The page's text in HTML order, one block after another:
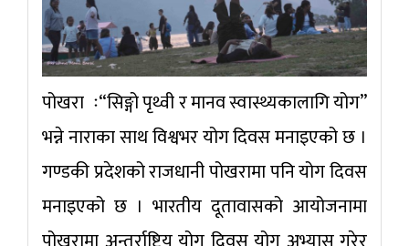
पोखरा ः“सिङ्गो पृथ्वी र मानव स्वास्थ्यकालागि योग”
भन्ने नाराका साथ विश्वभर योग दिवस मनाइएको छ ।
गण्डकी प्रदेशको राजधानी पोखरामा पनि योग दिवस
मनाइएको छ । भारतीय दूतावासको आयोजनामा